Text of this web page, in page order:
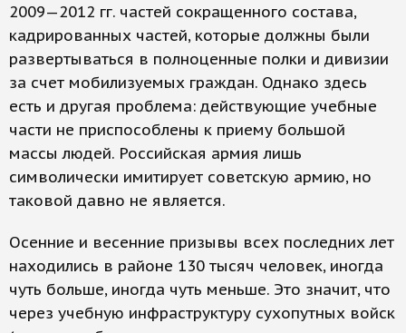
2009—2012 гг. частей сокращенного состава,
кадрированных частей, которые должны были
развертываться в полноценные полки и дивизии
за счет мобилизуемых граждан. Однако здесь
есть и другая проблема: действующие учебные
части не приспособлены к приему большой
массы людей. Российская армия лишь
символически имитирует советскую армию, но
таковой давно не является.
Осенние и весенние призывы всех последних лет
находились в районе 130 тысяч человек, иногда
чуть больше, иногда чуть меньше. Это значит, что
через учебную инфраструктуру сухопутных войск